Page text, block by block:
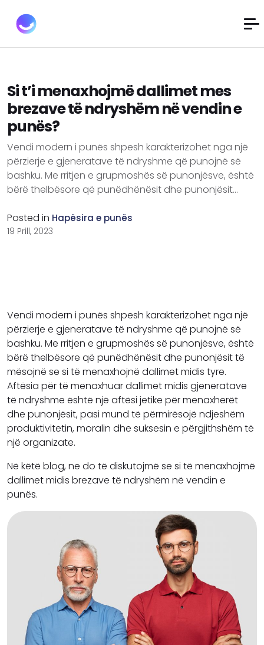
Si t’i menaxhojmë dallimet mes
brezave të ndryshëm në vendin e
punës?
Vendi modern i punës shpesh karakterizohet nga një
përzierje e gjeneratave të ndryshme që punojnë së
bashku. Me rritjen e grupmoshës së punonjësve, është
bërë thelbësore që punëdhënësit dhe punonjësit...
Posted in Hapësira e punës
19 Prill, 2023
Vendi modern i punës shpesh karakterizohet nga një
përzierje e gjeneratave të ndryshme që punojnë së
bashku. Me rritjen e grupmoshës së punonjësve, është
bërë thelbësore që punëdhënësit dhe punonjësit të
mësojnë se si të menaxhojnë dallimet midis tyre.
Aftësia për të menaxhuar dallimet midis gjeneratave
të ndryshme është një aftësi jetike për menaxherët
dhe punonjësit, pasi mund të përmirësojë ndjeshëm
produktivitetin, moralin dhe suksesin e përgjithshëm të
një organizate.
Në këtë blog, ne do të diskutojmë se si të menaxhojmë
dallimet midis brezave të ndryshëm në vendin e
punës.